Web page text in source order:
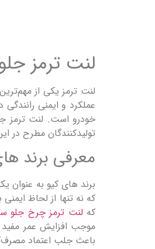
لنت ترمز
لنت ترمز یکی از
عملکرد و ایمنی
خودرو است. لنت ترمز
تولیدکنندگان مطرح در
معرفی برند
برند های کیو به عنوان
که نه تنها از لحاظ
که لنت ترمز چرخ جلو
موجب افزایش عمر مفید
باعث جلب اعتماد